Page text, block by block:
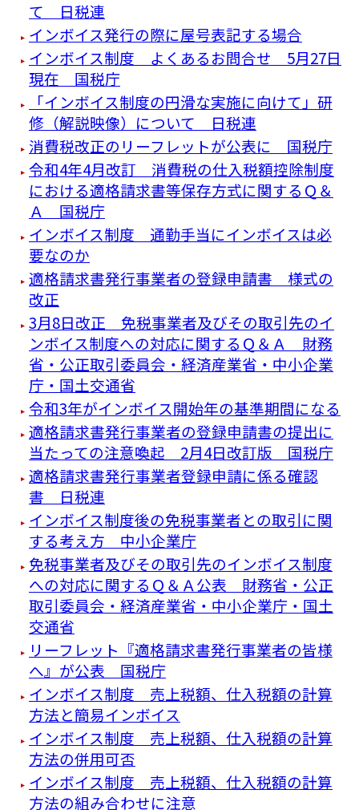
て 日税連
インボイス発行の際に屋号表記する場合
インボイス制度 よくあるお問合せ 5月27日
現在 国税庁
「インボイス制度の円滑な実施に向けて」研
修（解説映像）について 日税連
消費税改正のリーフレットが公表に 国税庁
令和4年4月改訂 消費税の仕入税額控除制度
における適格請求書等保存方式に関するＱ＆
Ａ 国税庁
インボイス制度 通勤手当にインボイスは必
要なのか
適格請求書発行事業者の登録申請書 様式の
改正
3月8日改正 免税事業者及びその取引先のイ
ンボイス制度への対応に関するＱ＆Ａ 財務
省・公正取引委員会・経済産業省・中小企業
庁・国土交通省
令和3年がインボイス開始年の基準期間になる
適格請求書発行事業者の登録申請書の提出に
当たっての注意喚起 2月4日改訂版 国税庁
適格請求書発行事業者登録申請に係る確認
書 日税連
インボイス制度後の免税事業者との取引に関
する考え方 中小企業庁
免税事業者及びその取引先のインボイス制度
への対応に関するＱ＆Ａ公表 財務省・公正
取引委員会・経済産業省・中小企業庁・国土
交通省
リーフレット『適格請求書発⾏事業者の皆様
へ』が公表 国税庁
インボイス制度 売上税額、仕入税額の計算
方法と簡易インボイス
インボイス制度 売上税額、仕入税額の計算
方法の併用可否
インボイス制度 売上税額、仕入税額の計算
方法の組み合わせに注意